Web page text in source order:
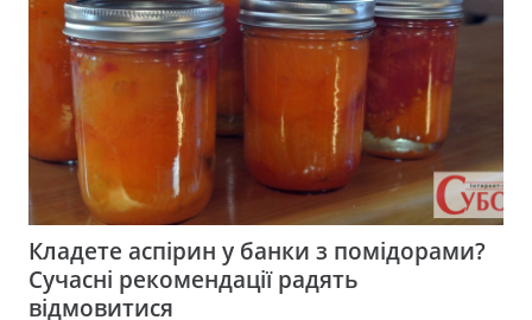
Кладете аспірин у банки з помідорами?
Сучасні рекомендації радять
відмовитися